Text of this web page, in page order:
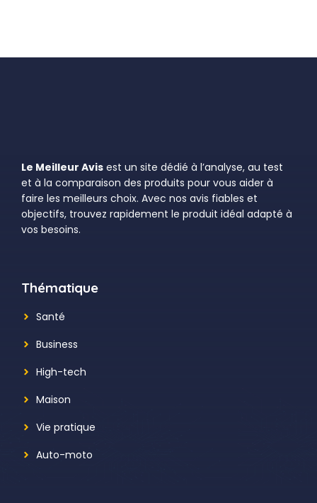
Le Meilleur Avis est un site dédié à l’analyse, au test
et à la comparaison des produits pour vous aider à
faire les meilleurs choix. Avec nos avis fiables et
objectifs, trouvez rapidement le produit idéal adapté à
vos besoins.
Thématique
Santé
Business
High-tech
Maison
Vie pratique
Auto-moto